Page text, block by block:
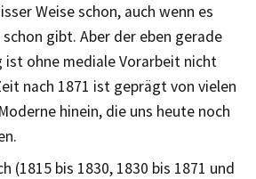
Weise schon, auch wenn es
gibt. Aber der eben gerade
ist ohne mediale Vorarbeit nicht
nach 1871 ist geprägt von vielen
hinein, die uns heute noch
(1815 bis 1830, 1830 bis 1871 und